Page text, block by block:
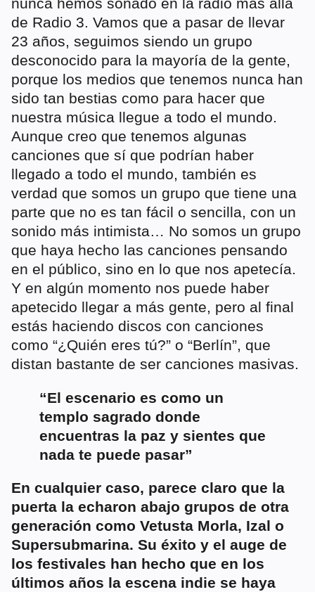
de Radio 3. Vamos que a pasar de llevar
23 años, seguimos siendo un grupo
desconocido para la mayoría de la gente,
porque los medios que tenemos nunca han
sido tan bestias como para hacer que
nuestra música llegue a todo el mundo.
Aunque creo que tenemos algunas
canciones que sí que podrían haber
llegado a todo el mundo, también es
verdad que somos un grupo que tiene una
parte que no es tan fácil o sencilla, con un
sonido más intimista… No somos un grupo
que haya hecho las canciones pensando
en el público, sino en lo que nos apetecía.
Y en algún momento nos puede haber
apetecido llegar a más gente, pero al final
estás haciendo discos con canciones
como “¿Quién eres tú?” o “Berlín”, que
distan bastante de ser canciones masivas.
“El escenario es como un
templo sagrado donde
encuentras la paz y sientes que
nada te puede pasar”
En cualquier caso, parece claro que la
puerta la echaron abajo grupos de otra
generación como Vetusta Morla, Izal o
Supersubmarina. Su éxito y el auge de
los festivales han hecho que en los
últimos años la escena indie se haya